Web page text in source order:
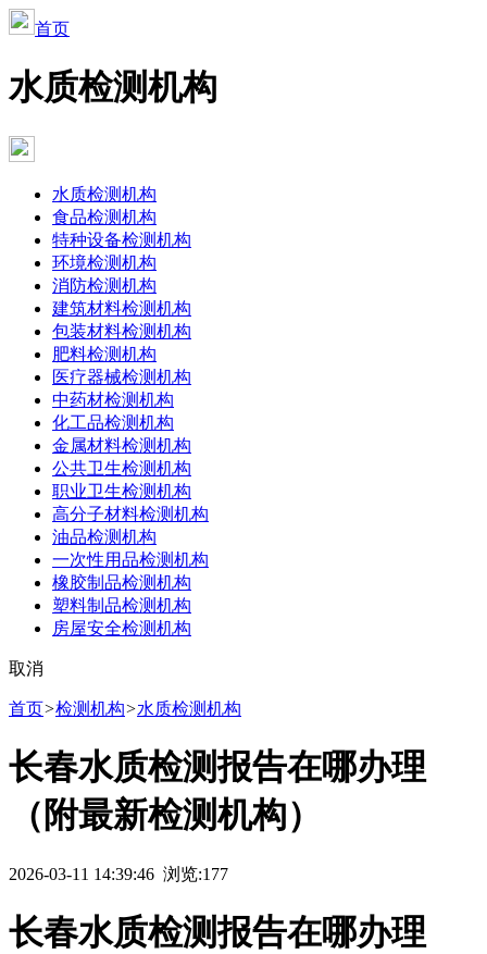
首页
水质检测机构
水质检测机构
食品检测机构
特种设备检测机构
环境检测机构
消防检测机构
建筑材料检测机构
包装材料检测机构
肥料检测机构
医疗器械检测机构
中药材检测机构
化工品检测机构
金属材料检测机构
公共卫生检测机构
职业卫生检测机构
高分子材料检测机构
油品检测机构
一次性用品检测机构
橡胶制品检测机构
塑料制品检测机构
房屋安全检测机构
取消
首页>检测机构>水质检测机构
长春水质检测报告在哪办理
（附最新检测机构）
2026-03-11 14:39:46 浏览:177
长春水质检测报告在哪办理